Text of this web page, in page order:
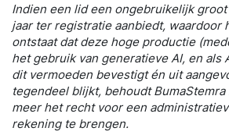
Indien een lid een ongebruikelijk
jaar ter registratie aanbiedt, waardoor
ontstaat dat deze hoge productie
het gebruik van generatieve AI, en als
dit vermoeden bevestigtén uit
tegendeel blijkt, behoudt BumaStemra
meerhet recht voor een
rekening te brengen.